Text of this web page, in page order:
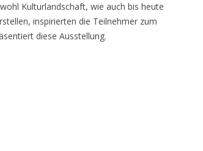
Kulturlandschaft, wie auch bis heute
inspirierten die Teilnehmer zum
diese Ausstellung.